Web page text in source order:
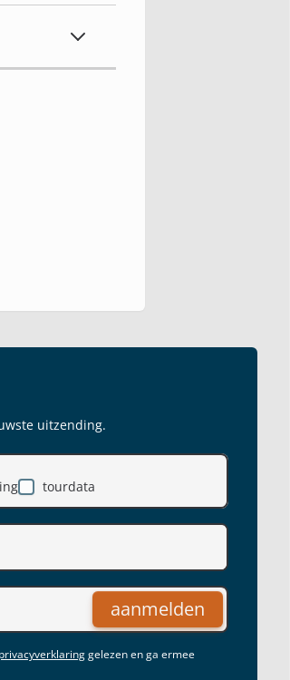
uitzending.
tourdata
aanmelden
privacyverklaringgelezen en ga ermee